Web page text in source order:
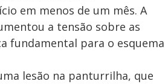
em menos de um mês. A
a tensão sobre as
fundamental para o esquema
lesão na panturrilha, que